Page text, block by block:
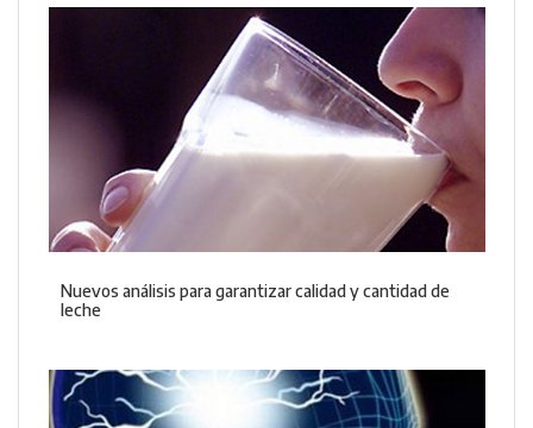
Nuevos análisis para garantizar calidad y cantidad de
leche